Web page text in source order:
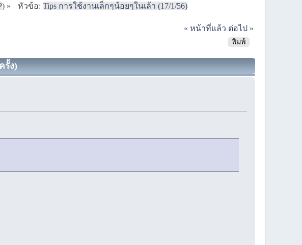
) » หัวข้อ:Tips การใช้งานเล็กๆน้อยๆในเล้า (17/1/56)
« หน้าที่แล้ว ต่อไป »
พิมพ์
รั้ง)